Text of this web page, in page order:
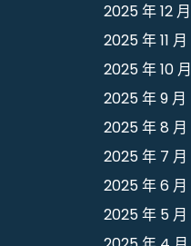
2025 年 12 月
2025 年 11 月
2025 年 10 月
2025 年 9 月
2025 年 8 月
2025 年 7 月
2025 年 6 月
2025 年 5 月